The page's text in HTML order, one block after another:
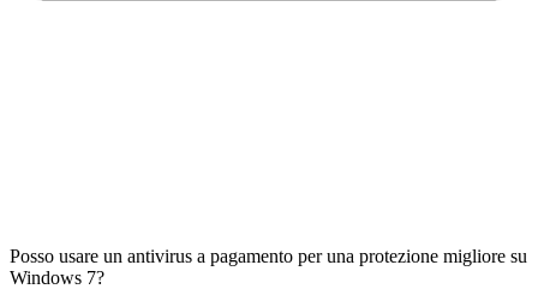
Posso usare un antivirus a pagamento per una protezione migliore su
Windows 7?